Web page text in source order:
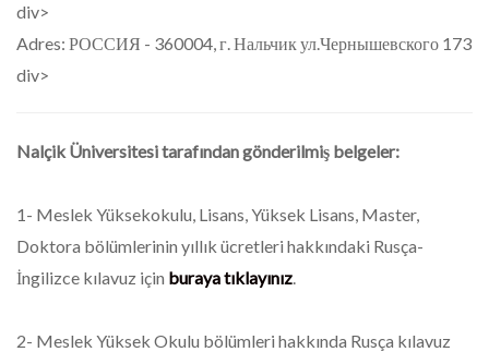
div>
Adres: РОССИЯ - 360004, г. Нальчик ул.Чернышевского 173
div>
Nalçik Üniversitesi tarafından gönderilmiş belgeler:
1- Meslek Yüksekokulu, Lisans, Yüksek Lisans, Master,
Doktora bölümlerinin yıllık ücretleri hakkındaki Rusça-
İngilizce kılavuz için buraya tıklayınız.
2- Meslek Yüksek Okulu bölümleri hakkında Rusça kılavuz